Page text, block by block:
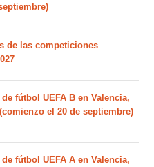
de las competiciones
fútbol UEFA B en Valencia,
el 20 de septiembre)
fútbol UEFA A en Valencia,